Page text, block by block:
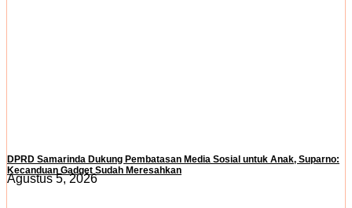
DPRD Samarinda Dukung Pembatasan Media Sosial untuk Anak, Suparno:
Kecanduan Gadget Sudah Meresahkan
Agustus 5, 2026